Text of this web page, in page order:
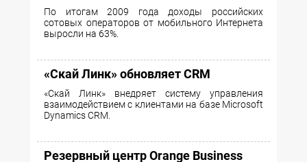
По итогам 2009 года доходы российских
сотовых операторов от мобильного Интернета
выросли на 63%.
«Скай Линк» обновляет CRM
«Скай Линк» внедряет систему управления
взаимодействием с клиентами на базе Microsoft
Dynamics CRM.
Резервный центр Orange Business